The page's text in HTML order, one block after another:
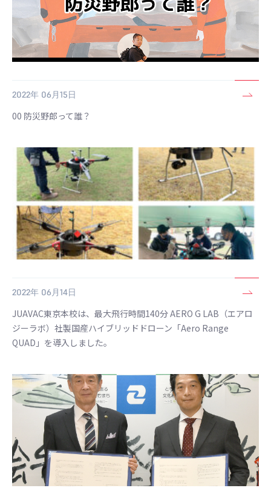
2022年 06月15日
00 防災野郎って誰？
2022年 06月14日
JUAVAC東京本校は、最大飛行時間140分 AERO G LAB（エアロ
ジーラボ）社製国産ハイブリッドドローン「Aero Range
QUAD」を導入しました。